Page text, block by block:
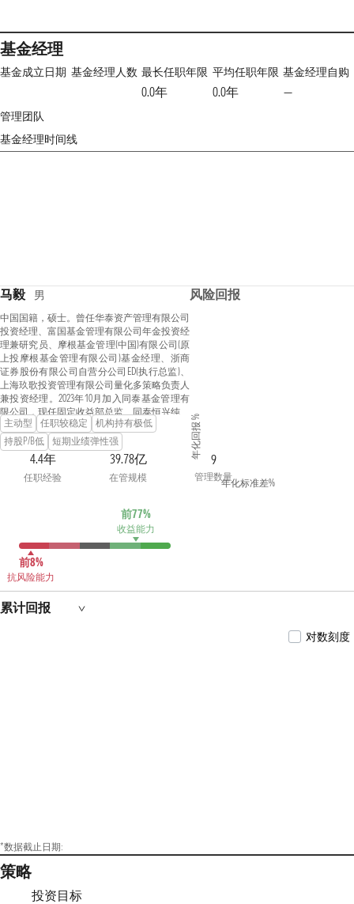
基金经理
基金成立日期 基金经理人数 最长任职年限
0.0年
平均任职年限
0.0年
基金经理自购
—
管理团队
基金经理时间线
马毅 男
中国国籍，硕士。曾任华泰资产管理有限公司
投资经理、富国基金管理有限公司年金投资经
理兼研究员、摩根基金管理(中国)有限公司(原
上投摩根基金管理有限公司)基金经理、浙商
证券股份有限公司自营分公司ED(执行总监)、
上海玖歌投资管理有限公司量化多策略负责人
兼投资经理。2023年10月加入同泰基金管理有
限公司，现任固定收益部总监、同泰恒兴纯债
债券型证券投资基金基金经理、同泰泰享中短
债债券型证券投资基金基金经理、同泰恒盛债
券型证券投资基金基金经理、同泰沪深300指
数量化增强型证券投资基金基金经理、同泰同
欣混合型证券投资基金基金经理、同泰泰裕三
同泰恒利纯债债券型证券投资基金基金经理。
主动型 任职较稳定
机构持有极低
持股P/B低
短期业绩弹性强
4.4年
任职经验
39.78亿
在管规模
9
管理数量
前77%
收益能力
前8%
抗风险能力
风险回报
年化回报 %
年化标准差%
累计回报
对数刻度
*数据截止日期:
策略
投资目标